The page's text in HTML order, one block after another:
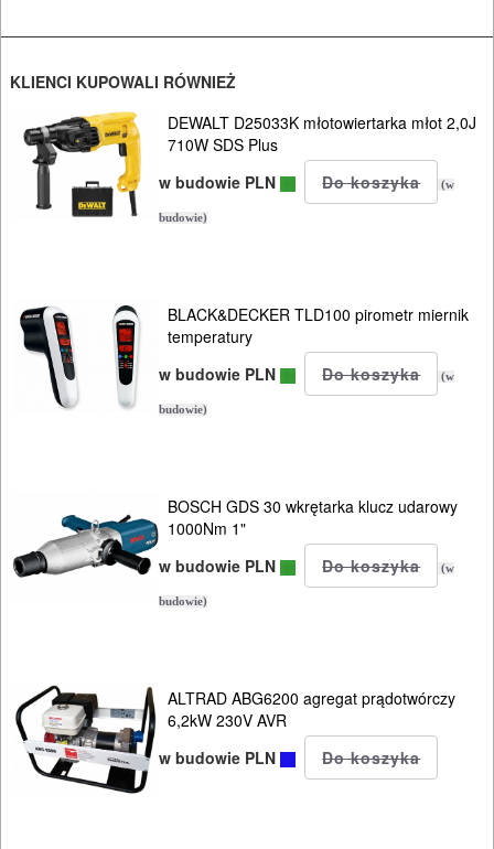
PNEUMATYCZNE
AKCESORIA
KOMPRESORY
NARZĘDZIA
SPAWALNICTWO
ROZRUCHOWE
PROSTOWNIKI
OSPRZĘT
PRĄDOWE
ODZIEŻ
SPRZĘT
AGD
OGRODNICZE
KLIENCI KUPOWALI RÓWNIEŻ
DEWALT D25033K młotowiertarka młot 2,0J
710W SDS Plus
w budowie PLN
(w
budowie)
BLACK&DECKER TLD100 pirometr miernik
temperatury
w budowie PLN
(w
budowie)
BOSCH GDS 30 wkrętarka klucz udarowy
1000Nm 1"
w budowie PLN
(w
budowie)
ALTRAD ABG6200 agregat prądotwórczy
6,2kW 230V AVR
w budowie PLN